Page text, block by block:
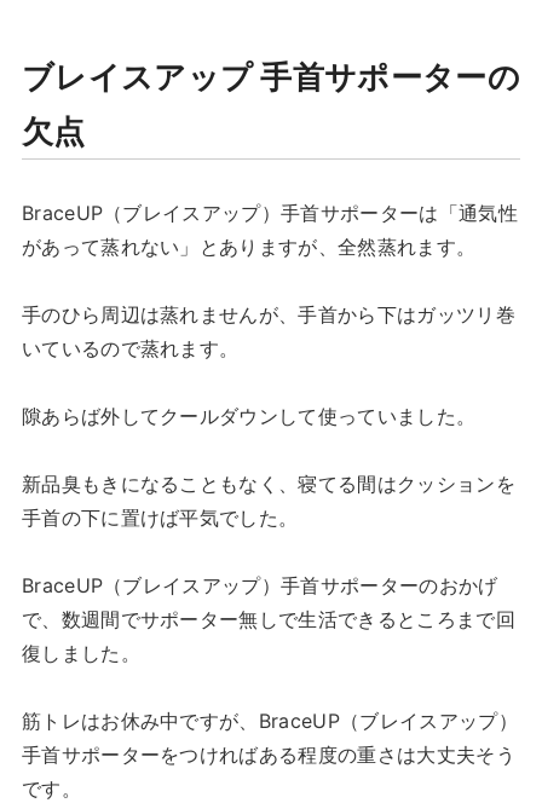
ブレイスアップ 手首サポーターの
欠点
BraceUP（ブレイスアップ）手首サポーターは「通気性
があって蒸れない」とありますが、全然蒸れます。
手のひら周辺は蒸れませんが、手首から下はガッツリ巻
いているので蒸れます。
隙あらば外してクールダウンして使っていました。
新品臭もきになることもなく、寝てる間はクッションを
手首の下に置けば平気でした。
BraceUP（ブレイスアップ）手首サポーターのおかげ
で、数週間でサポーター無しで生活できるところまで回
復しました。
筋トレはお休み中ですが、BraceUP（ブレイスアップ）
手首サポーターをつければある程度の重さは大丈夫そう
です。